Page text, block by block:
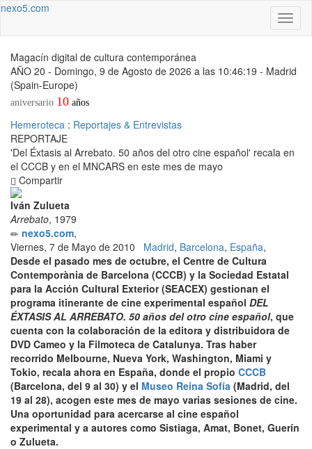
menú
nexo5.com
Magacín digital de cultura contemporánea
AÑO 20 - Domingo, 9 de Agosto de 2026 a las 10:46:19 - Madrid
(Spain-Europe)
aniversario 10 años
Hemeroteca : Reportajes & Entrevistas
REPORTAJE
'Del Éxtasis al Arrebato. 50 años del otro cine español' recala en
el CCCB y en el MNCARS en este mes de mayo
Compartir
Iván Zulueta
Arrebato, 1979
nexo5.com,
Viernes, 7 de Mayo de 2010 Madrid, Barcelona, España,
Desde el pasado mes de octubre, el Centre de Cultura
Contemporània de Barcelona (CCCB) y la Sociedad Estatal
para la Acción Cultural Exterior (SEACEX) gestionan el
programa itinerante de cine experimental español DEL
ÉXTASIS AL ARREBATO. 50 años del otro cine español, que
cuenta con la colaboración de la editora y distribuidora de
DVD Cameo y la Filmoteca de Catalunya. Tras haber
recorrido Melbourne, Nueva York, Washington, Miami y
Tokio, recala ahora en España, donde el propio CCCB
(Barcelona, del 9 al 30) y el Museo Reina Sofía (Madrid, del
19 al 28), acogen este mes de mayo varias sesiones de cine.
Una oportunidad para acercarse al cine español
experimental y a autores como Sistiaga, Amat, Bonet, Guerín
o Zulueta.